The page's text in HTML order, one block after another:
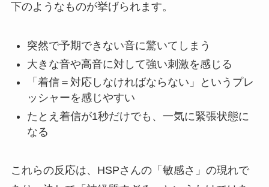
下のようなものが挙げられます。
突然で予期できない音に驚いてしまう
大きな音や高音に対して強い刺激を感じる
「着信＝対応しなければならない」というプレ
ッシャーを感じやすい
たとえ着信が1秒だけでも、一気に緊張状態に
なる
これらの反応は、HSPさんの「敏感さ」の現れで